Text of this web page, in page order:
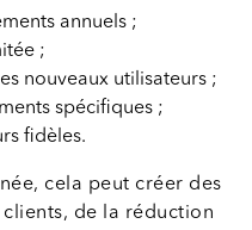
annuels ;
;
nouveaux utilisateurs ;
spécifiques ;
fidèles.
cela peut créer des
de la réduction